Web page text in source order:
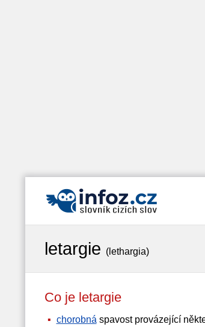
letargie (lethargia)
Co je letargie
chorobná spavost provázející